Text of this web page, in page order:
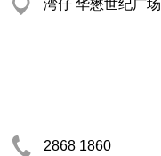
湾仔 华懋世纪广场
2868 1860